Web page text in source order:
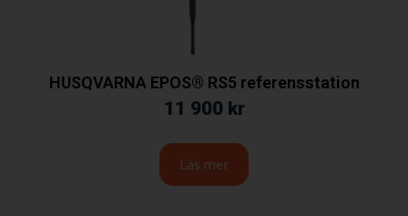
HUSQVARNA EPOS® RS5 referensstation
11 900 kr
Läs mer